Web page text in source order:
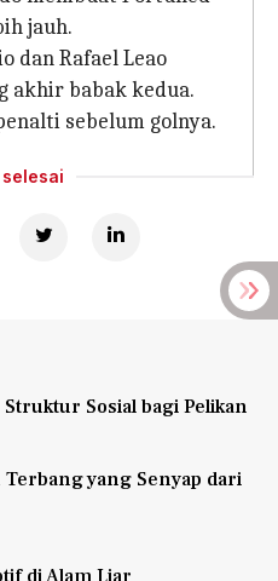
jauh.
dan Rafael Leao
akhir babak kedua.
sebelum golnya.
selesai
Sosial bagi Pelikan
yang Senyap dari
di Alam Liar